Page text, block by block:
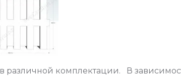
комплектации. В